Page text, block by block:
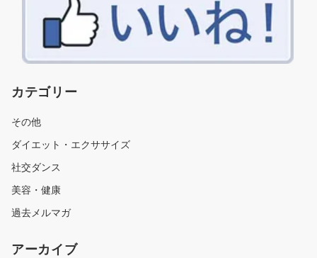
カテゴリー
その他
ダイエット・エクササイズ
社交ダンス
美容・健康
過去メルマガ
アーカイブ